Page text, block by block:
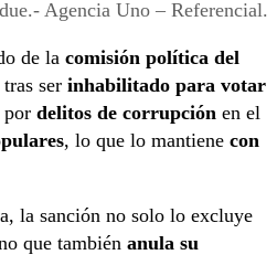
Agencia Uno – Referencial.
de la comisión política del
tras ser inhabilitado para votar
por delitos de corrupción en el
, lo que lo mantiene con
la sanción no solo lo excluye
que también anula su